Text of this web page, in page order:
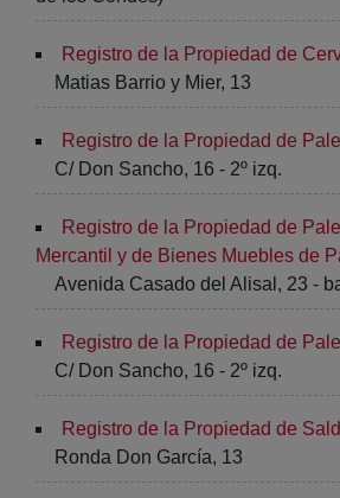
Registro de la Propiedad de
Matias Barrio y Mier, 13
Registro de la Propiedad de
C/ Don Sancho, 16 - 2º izq.
Registro de la Propiedad de
Mercantil y de Bienes Muebles de
Avenida Casado del Alisal, 23 -
Registro de la Propiedad de
C/ Don Sancho, 16 - 2º izq.
Registro de la Propiedad de
Ronda Don García, 13